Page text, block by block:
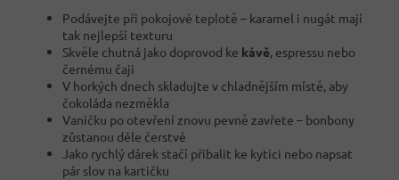
Podávejte při pokojové teplotě – karamel i nugát mají
tak nejlepší texturu
Skvěle chutná jako doprovod ke kávě, espressu nebo
černému čaji
V horkých dnech skladujte v chladnějším místě, aby
čokoláda nezměkla
Vaničku po otevření znovu pevně zavřete – bonbony
zůstanou déle čerstvé
Jako rychlý dárek stačí přibalit ke kytici nebo napsat
pár slov na kartičku